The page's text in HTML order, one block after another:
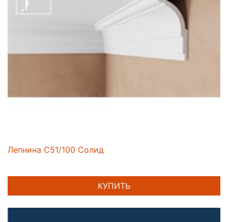
Лепнина C51/100 Солид
КУПИТЬ